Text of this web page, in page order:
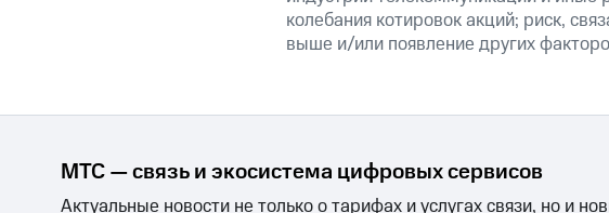
колебания котировок акций; риск,
выше и/или появление других
МТС — связь и экосистема цифровых сервисов
Актуальные новости не только о тарифах и услугах связи, но и